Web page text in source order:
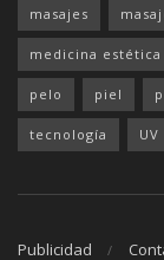
masajes
medicina estética
pelo piel
tecnología UV
Publicidad